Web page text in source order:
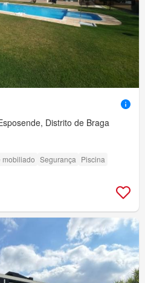
Distrito de Braga
mobiliado Segurança Piscina